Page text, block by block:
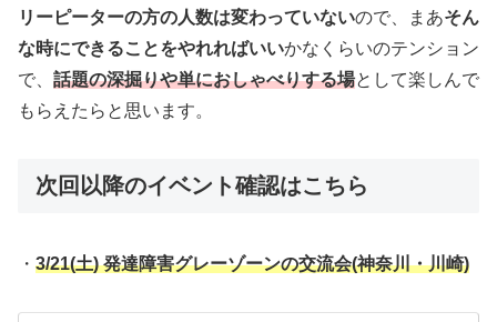
リーピーターの方の人数は変わっていないので、まあそん
な時にできることをやれればいいかなくらいのテンション
で、 話題の深掘りや単におしゃべりする場として楽しんで
もらえたらと思います。
次回以降のイベント確認はこちら
・ 3/21(土) 発達障害グレーゾーンの交流会(神奈川・川崎)